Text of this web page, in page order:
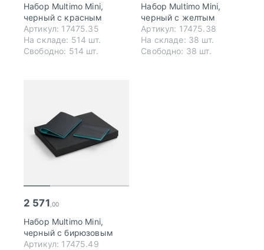
Набор Multimo Mini,
черный с красным
Артикул: 17475.35
На складе: 514 шт.
Свободно: 514 шт.
Набор Multimo Mini,
черный с желтым
Артикул: 17475.38
На складе: 38 шт.
Свободно: 38 шт.
2 571 ,00
Набор Multimo Mini,
черный с бирюзовым
Артикул: 17475.49